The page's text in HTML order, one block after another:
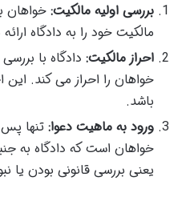
بررسی اولیه مالکیت: خواهان
مالکیت خود را به دادگاه
احراز مالکیت: دادگاه با
خواهان را احراز می کند.
باشد.
ورود به ماهیت دعوا: تنها
خواهان است که دادگاه به
یعنی بررسی قانونی بودن یا